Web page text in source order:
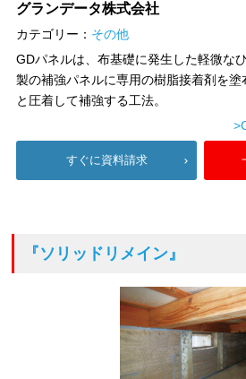
グランデータ株式会社
カテゴリー： その他
GDパネルは、布基礎に発生した軽微な
製の補強パネルに専用の樹脂接着剤を
と圧着して補強する工法。
すぐに資料請求
『ソリッドリメイン』